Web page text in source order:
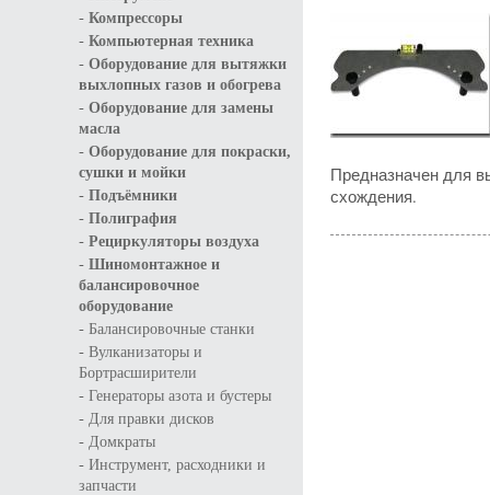
- Компрессоры
- Компьютерная техника
- Оборудование для вытяжки
выхлопных газов и обогрева
- Оборудование для замены
масла
- Оборудование для покраски,
сушки и мойки
- Подъёмники
- Полиграфия
- Рециркуляторы воздуха
- Шиномонтажное и
балансировочное
оборудование
- Балансировочные станки
- Вулканизаторы и
Бортрасширители
- Генераторы азота и бустеры
- Для правки дисков
- Домкраты
- Инструмент, расходники и
запчасти
Предназначен для
схождения.